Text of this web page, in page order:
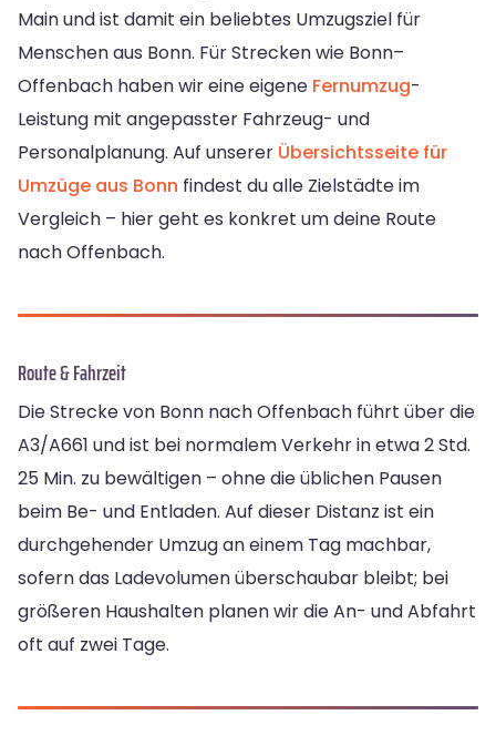
Main und ist damit ein beliebtes Umzugsziel für
Menschen aus Bonn. Für Strecken wie Bonn–
Offenbach haben wir eine eigene Fernumzug-
Leistung mit angepasster Fahrzeug- und
Personalplanung. Auf unserer Übersichtsseite für
Umzüge aus Bonn findest du alle Zielstädte im
Vergleich – hier geht es konkret um deine Route
nach Offenbach.
Route & Fahrzeit
Die Strecke von Bonn nach Offenbach führt über die
A3/A661 und ist bei normalem Verkehr in etwa 2 Std.
25 Min. zu bewältigen – ohne die üblichen Pausen
beim Be- und Entladen. Auf dieser Distanz ist ein
durchgehender Umzug an einem Tag machbar,
sofern das Ladevolumen überschaubar bleibt; bei
größeren Haushalten planen wir die An- und Abfahrt
oft auf zwei Tage.